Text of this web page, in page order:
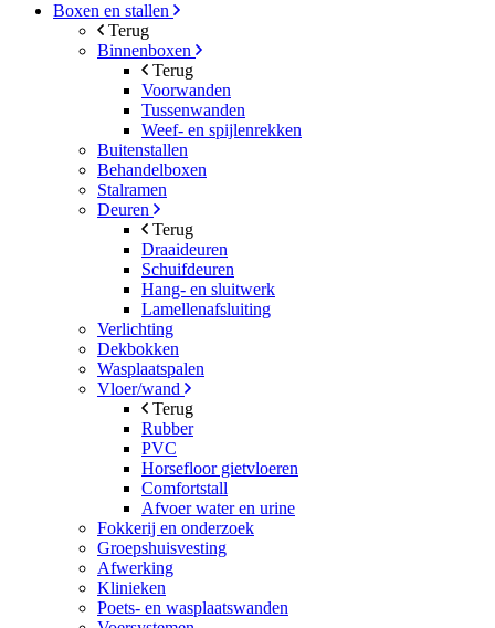
Boxen en stallen
Terug
Binnenboxen
Terug
Voorwanden
Tussenwanden
Weef- en spijlenrekken
Buitenstallen
Behandelboxen
Stalramen
Deuren
Terug
Draaideuren
Schuifdeuren
Hang- en sluitwerk
Lamellenafsluiting
Verlichting
Dekbokken
Wasplaatspalen
Vloer/wand
Terug
Rubber
PVC
Horsefloor gietvloeren
Comfortstall
Afvoer water en urine
Fokkerij en onderzoek
Groepshuisvesting
Afwerking
Klinieken
Poets- en wasplaatswanden